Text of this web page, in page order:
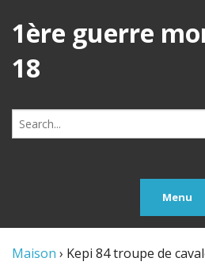
1ère guerre
18
Search
for:
Menu
Maison › Kepi 84 troupe de